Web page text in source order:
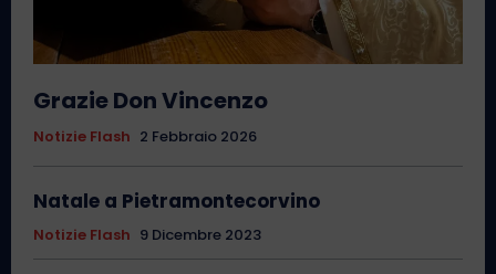
Grazie Don Vincenzo
Notizie Flash 2 Febbraio 2026
Natale a Pietramontecorvino
Notizie Flash 9 Dicembre 2023